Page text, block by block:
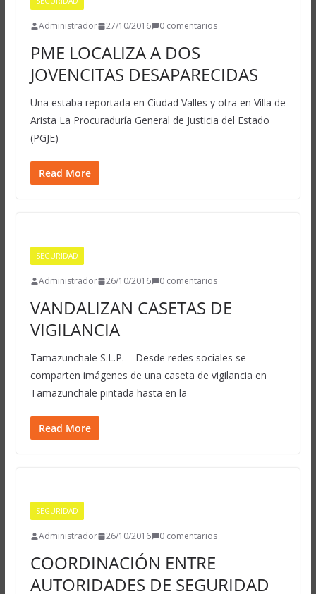
Administrador 27/10/2016 0 comentarios
PME LOCALIZA A DOS
JOVENCITAS DESAPARECIDAS
Una estaba reportada en Ciudad Valles y otra en Villa de
Arista La Procuraduría General de Justicia del Estado
(PGJE)
Read More
SEGURIDAD
Administrador 26/10/2016 0 comentarios
VANDALIZAN CASETAS DE
VIGILANCIA
Tamazunchale S.L.P. – Desde redes sociales se
comparten imágenes de una caseta de vigilancia en
Tamazunchale pintada hasta en la
Read More
SEGURIDAD
Administrador 26/10/2016 0 comentarios
COORDINACIÓN ENTRE
AUTORIDADES DE SEGURIDAD